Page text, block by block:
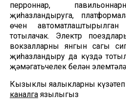
перроннар,
җиһазландыруга,
өчен автоматлаштырылган
тотылачак. Электр
вокзалларны янгын сагы
җиһазландыру да күздә
җәмәгатьчелек белән
Кызыклы яңалыкларны күзәтеп
каналга язылыгыз